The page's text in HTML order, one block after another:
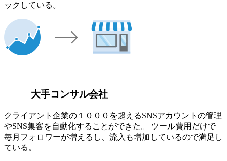
ックしている。
大手コンサル会社
クライアント企業の１０００を超えるSNSアカウントの管理
やSNS集客を自動化することができた。 ツール費用だけで
毎月フォロワーが増えるし、流入も増加しているので満足し
ている。